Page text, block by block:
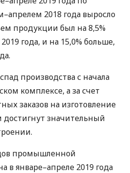
2018 года выросло
продукции был на 8,5%
года, и на 15,0% больше,
производства с начала
комплексе, а за счет
заказов на изготовление
значительный
промышленной
в январе–апреле 2019 года